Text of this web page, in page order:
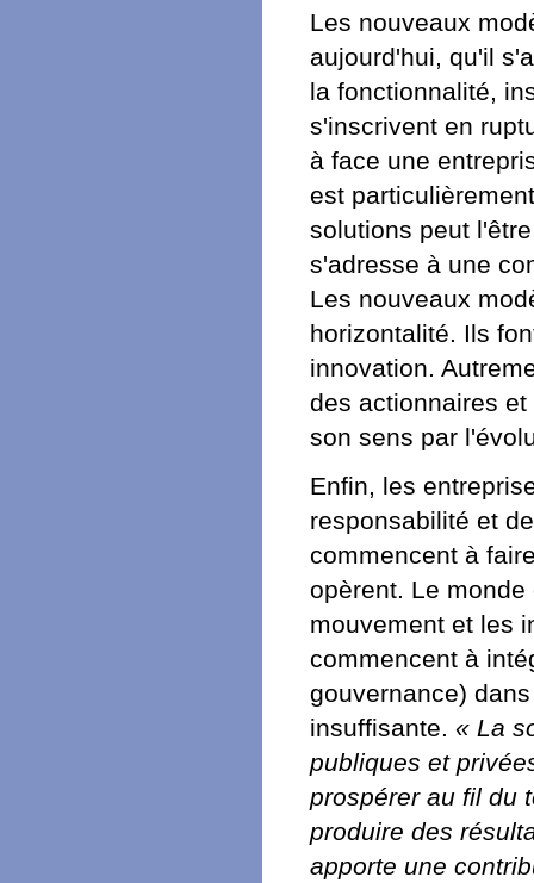
Les nouveaux
aujourd'hui, qu'il
la fonctionnalité,
s'inscrivent en
à face une
est
solutions peut
s'adresse à une
Les nouveaux
horizontalité. Ils
innovation.
des actionnaires
son sens par
Enfin, les
responsabilité et
commencent à
opèrent. Le
mouvement et les
commencent à
gouvernance)
insuffisante. « La
publiques et
prospérer au fil du
produire des
apporte une